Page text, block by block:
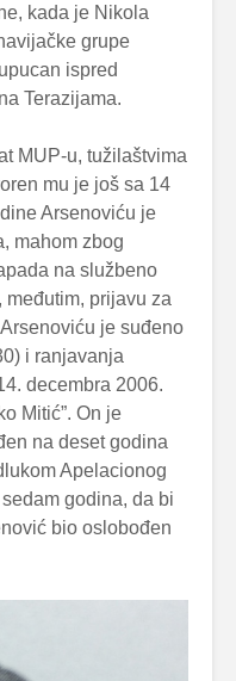
kada je Nikola
grupe
ispred
Terazijama.
MUP-u, tužilaštvima
mu je još sa 14
Arsenoviću je
mahom zbog
na službeno
međutim, prijavu za
je suđeno
i ranjavanja
decembra 2006.
Mitić”. On je
na deset godina
Apelacionog
godina, da bi
bio oslobođen